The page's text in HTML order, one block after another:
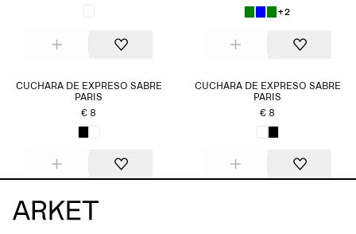
+2
CUCHARA DE EXPRESO SABRE
PARIS
€ 8
CUCHARA DE EXPRESO SABRE
PARIS
€ 8